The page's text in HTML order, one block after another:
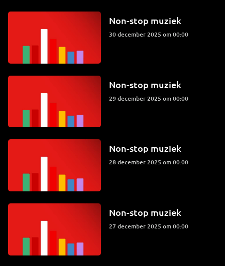
Non-stop muziek
30 december 2025 om 00:00
Non-stop muziek
29 december 2025 om 00:00
Non-stop muziek
28 december 2025 om 00:00
Non-stop muziek
27 december 2025 om 00:00